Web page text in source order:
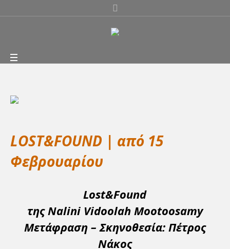
LOST&FOUND | από 15
Φεβρουαρίου
Lost&Found
τηςNalini Vidoolah Mootoosamy
Μετάφραση – Σκηνοθεσία: Πέτρος
Νάκος